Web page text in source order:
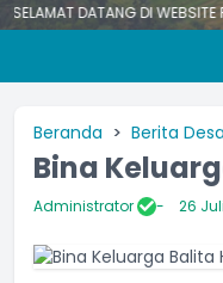
DATANG DI WEBSITE
Beranda Berita Desa
Bina
Administrator 26